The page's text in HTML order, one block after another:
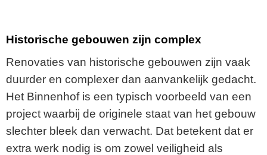
Historische gebouwen zijn complex
Renovaties van historische gebouwen zijn vaak
duurder en complexer dan aanvankelijk gedacht.
Het Binnenhof is een typisch voorbeeld van een
project waarbij de originele staat van het gebouw
slechter bleek dan verwacht. Dat betekent dat er
extra werk nodig is om zowel veiligheid als